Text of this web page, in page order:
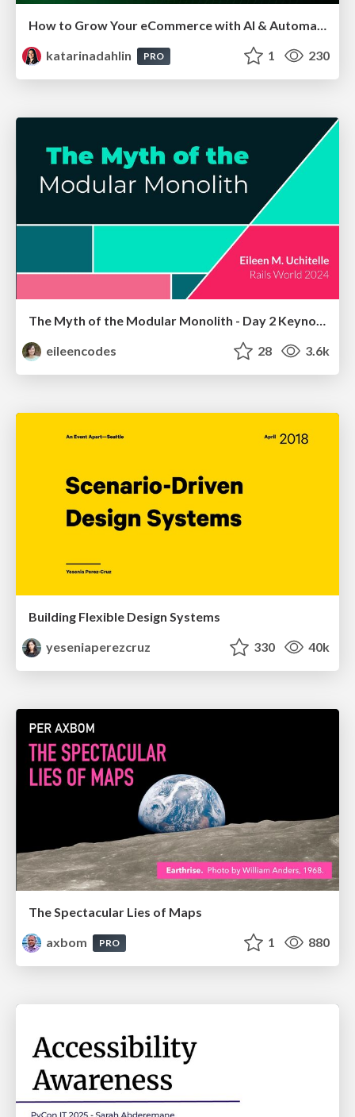
How to Grow Your eCommerce with AI & Automation
katarinadahlin
PRO 1 230
The Myth of the Modular Monolith - Day 2 Keynote - Rails World 2024
eileencodes
28 3.6k
Building Flexible Design Systems
yeseniaperezcruz
330 40k
The Spectacular Lies of Maps
axbom
PRO 1 880